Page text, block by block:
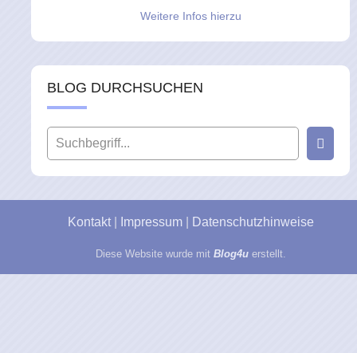
Weitere Infos hierzu
BLOG DURCHSUCHEN
Kontakt| Impressum| Datenschutzhinweise
Diese Website wurde mit Blog4uerstellt.